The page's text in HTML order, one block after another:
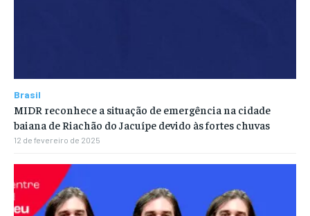
Brasil
MIDR reconhece a situação de emergência na cidade
baiana de Riachão do Jacuípe devido às fortes chuvas
12 de fevereiro de 2025